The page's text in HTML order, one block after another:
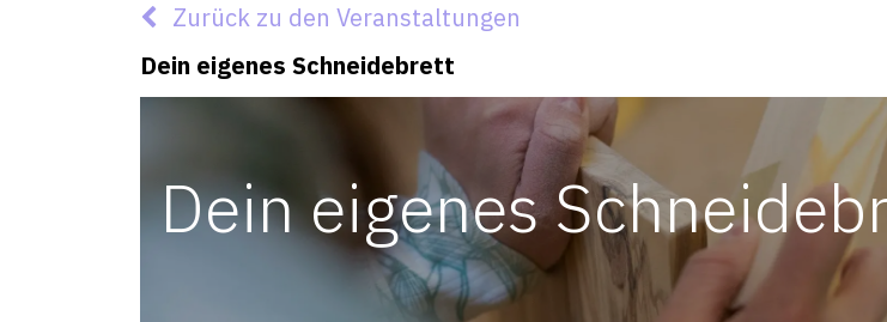
Zurück zu den Veranstaltungen
Dein eigenes Schneidebrett
Dein eigenes